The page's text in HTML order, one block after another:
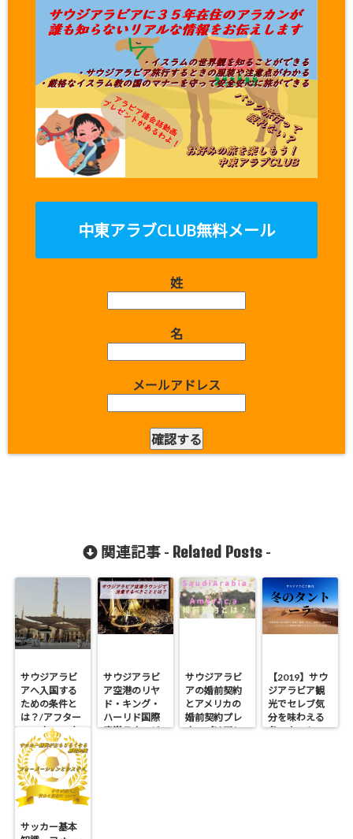
中東アラブCLUB無料メール
姓
名
メールアドレス
関連記事 - Related Posts-
サウジアラビ
アへ入国する
ための条件と
は？/アフター
コロナ2022年
サウジアラビ
ア空港のリヤ
ド・キング・
ハーリド国際
空港ラウンジ
サウジアラビ
アの婚前契約
とアメリカの
婚前契約プレ
ナップは同じ
【2019】サウ
ジアラビア観
光でセレブ気
分を味わえる
冬のタントー
サッカー基本